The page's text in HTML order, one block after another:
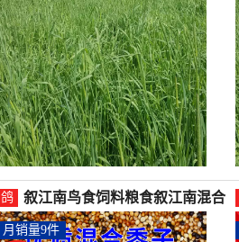
鸽
叙江南鸟食饲料粮食叙江南混合
鸽五色黍子谷子中小型虎-鸽饲料
(叙江南旗舰店仅售13.79元)
月销量9件